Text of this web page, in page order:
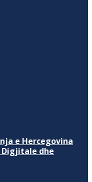
e Hercegovina
Digjitale dhe